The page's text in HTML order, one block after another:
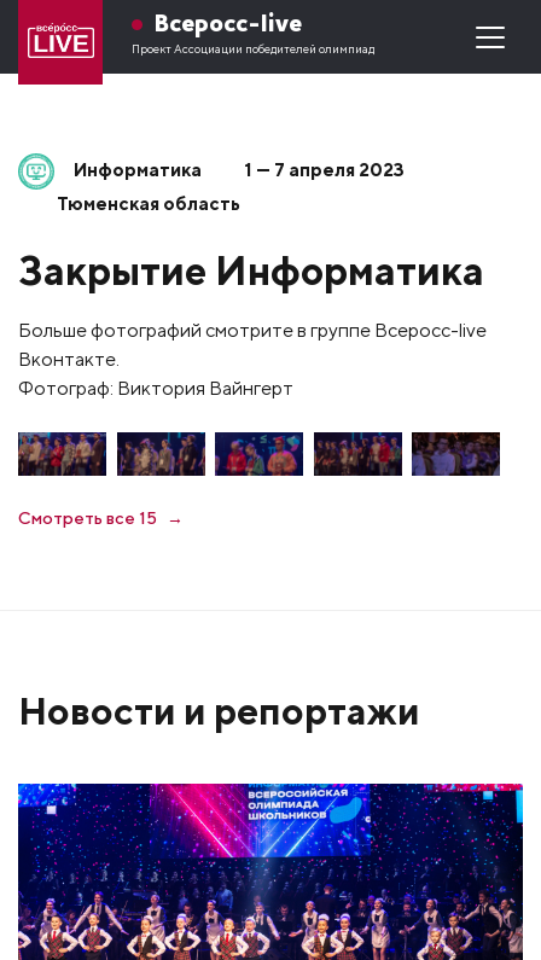
Всеросс-live
Проект Ассоциации победителей олимпиад
Информатика
1 — 7 апреля 2023
Тюменская область
Закрытие Информатика
Больше фотографий смотрите в группе Всеросс-live
Вконтакте.
Фотограф: Виктория Вайнгерт
Смотреть все 15
Новости и репортажи